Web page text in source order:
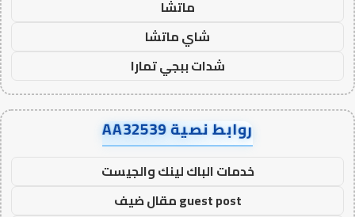
ماتشا
شاي ماتشا
شدات ببجي تمارا
روابط نصية AA32539
خدمات الباك لينك والجيست
guest post مقال ضيف